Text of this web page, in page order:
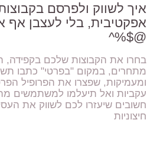
איך לשווק ולפרסם
אפקטיבית, בלי לעצבן אף
@$%^
בחרו את הקבוצות שלכם בקפידה,
מתחרים, במקום "בפרטי" כתבו
ומעמיקות, שפצרו את הפרופיל
עקביות ואל תיעלמו למשתמשים
חשובים שיעזרו לכם לשווק את
חיצוניות